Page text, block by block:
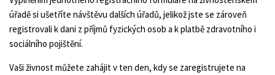
úřadě si ušetříte návštěvu dalších úřadů, jelikož jste se zároveň
registrovali k dani z příjmů fyzických osob a k platbě zdravotního i
sociálního pojištění.
Vaši živnost můžete zahájit v ten den, kdy se zaregistrujete na